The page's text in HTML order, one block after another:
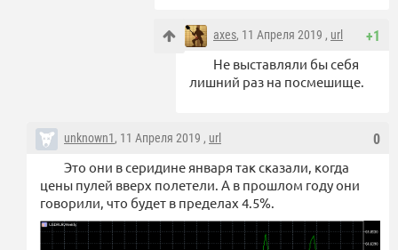
+1
axes, 11 Апреля 2019 , url
Не выставляли бы себя
лишний раз на посмешище.
0
unknown1, 11 Апреля 2019 , url
Это они в серидине января так сказали, когда
цены пулей вверх полетели. А в прошлом году они
говорили, что будет в пределах 4.5%.